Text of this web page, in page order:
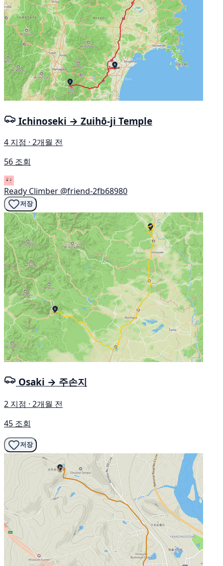
Ichinoseki → Zuihō-ji Temple
4 지점 · 2개월 전
56 조회
Ready Climber @friend-2fb68980
저장
Osaki → 주손지
2 지점 · 2개월 전
45 조회
저장